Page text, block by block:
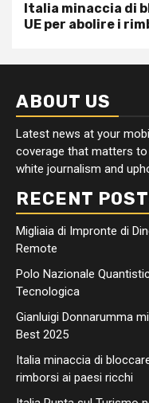
Italia minaccia di
UE per abolire i
ABOUT US
Latest news at your
coverage that matters to
white journalism and
RECENT
Migliaia di Impronte di
Remote
Polo Nazionale
Tecnologica
Gianluigi Donnarumma
Best 2025
Italia minaccia di
rimborsi ai paesi ricchi